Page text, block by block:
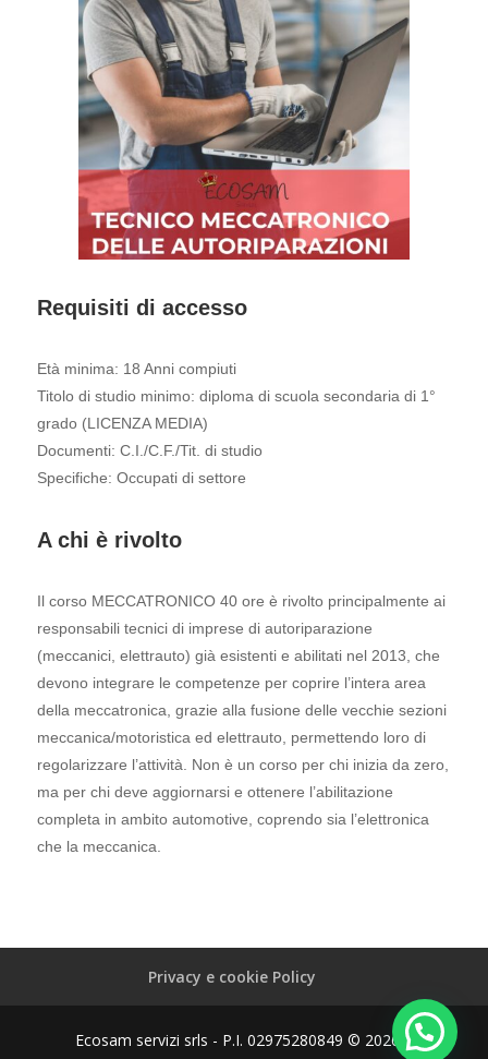
Requisiti di accesso
Età minima: 18 Anni compiuti
Titolo di studio minimo: diploma di scuola secondaria di 1°
grado (LICENZA MEDIA)
Documenti: C.I./C.F./Tit. di studio
Specifiche: Occupati di settore
A chi è rivolto
Il corso MECCATRONICO 40 ore è rivolto principalmente ai
responsabili tecnici di imprese di autoriparazione
(meccanici, elettrauto) già esistenti e abilitati nel 2013, che
devono integrare le competenze per coprire l’intera area
della meccatronica, grazie alla fusione delle vecchie sezioni
meccanica/motoristica ed elettrauto, permettendo loro di
regolarizzare l’attività. Non è un corso per chi inizia da zero,
ma per chi deve aggiornarsi e ottenere l’abilitazione
completa in ambito automotive, coprendo sia l’elettronica
che la meccanica.
Privacy e cookie Policy
Ecosam servizi srls - P.I. 02975280849 © 2026 |